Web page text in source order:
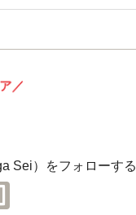
／
Sei）をフォローする